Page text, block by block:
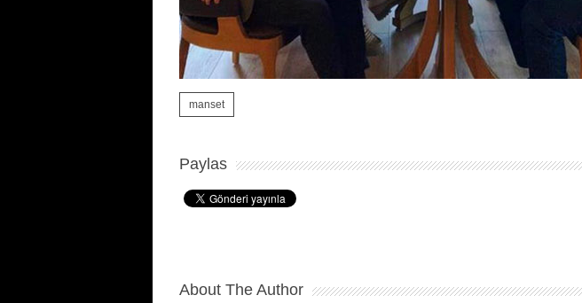
manset
Paylas
About The Author